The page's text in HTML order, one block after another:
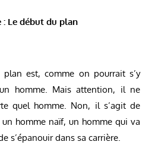
Le début du plan
est, comme on pourrait s’y
homme. Mais attention, il ne
quel homme. Non, il s’agit de
homme naïf, un homme qui va
s’épanouir dans sa carrière.